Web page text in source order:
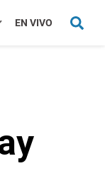
EN VIVO